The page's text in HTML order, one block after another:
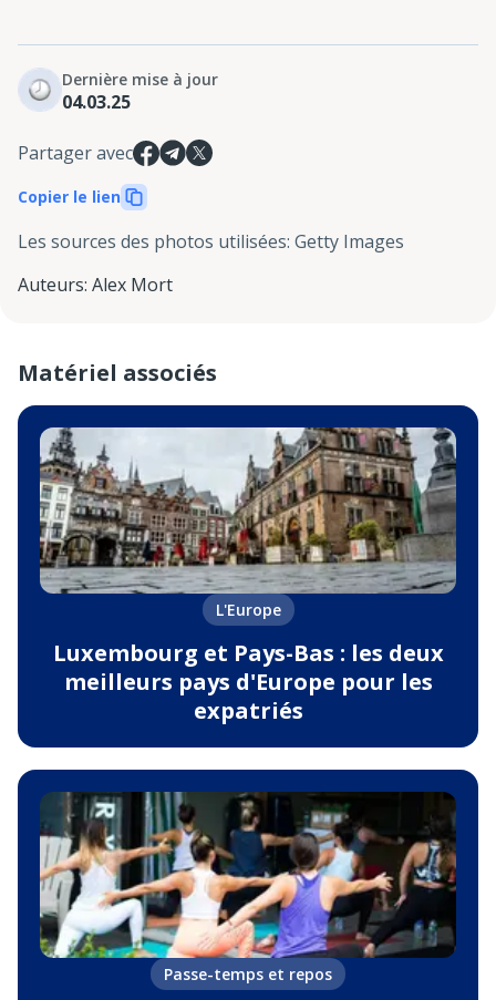
Dernière mise à jour
04.03.25
Partager avec
Copier le lien
Les sources des photos utilisées: Getty Images
Auteurs: Alex Mort
Matériel associés
L'Europe
Luxembourg et Pays-Bas : les deux
meilleurs pays d'Europe pour les
expatriés
Passe-temps et repos